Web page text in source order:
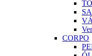
CORPO